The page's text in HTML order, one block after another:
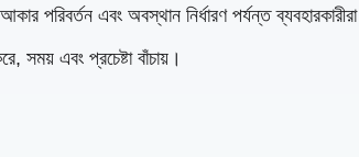
পরিবর্তন এবং অবস্থান নির্ধারণ পর্যন্ত
সময় এবং প্রচেষ্টা বাঁচায়।